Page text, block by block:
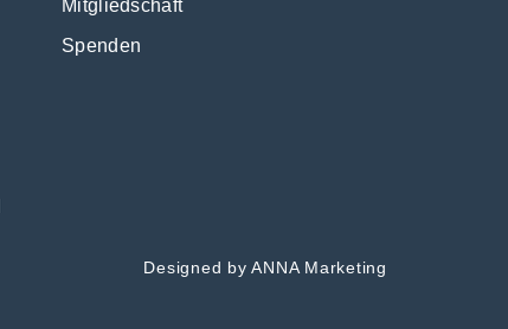
Mitgliedschaft
Spenden
Designed byANNA Marketing